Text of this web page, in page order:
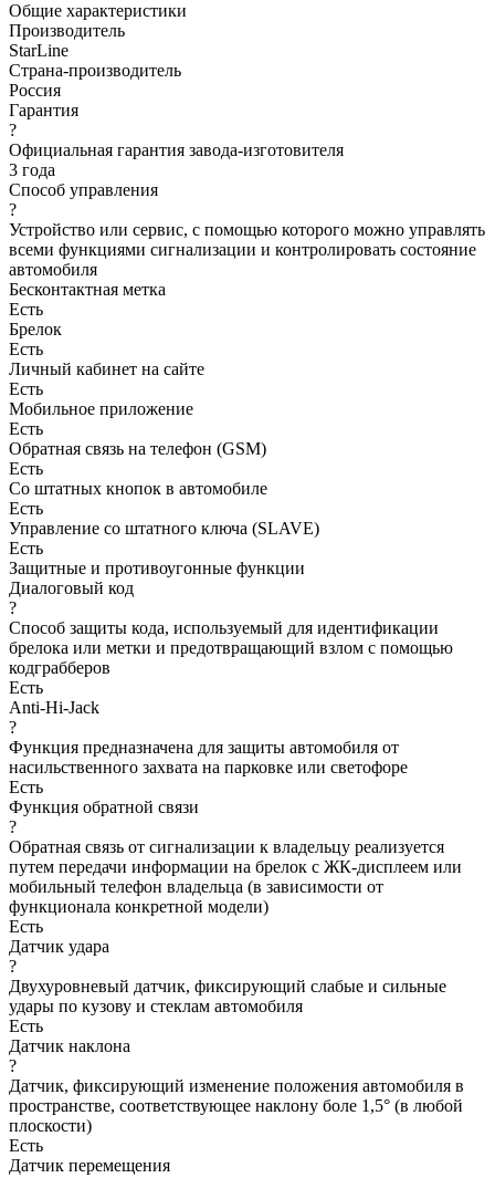
Общие характеристики
Производитель
StarLine
Страна-производитель
Россия
Гарантия
?
Официальная гарантия завода-изготовителя
3 года
Способ управления
?
Устройство или сервис, с помощью которого можно управлять
всеми функциями сигнализации и контролировать состояние
автомобиля
Бесконтактная метка
Есть
Брелок
Есть
Личный кабинет на сайте
Есть
Мобильное приложение
Есть
Обратная связь на телефон (GSM)
Есть
Со штатных кнопок в автомобиле
Есть
Управление со штатного ключа (SLAVE)
Есть
Защитные и противоугонные функции
Диалоговый код
?
Способ защиты кода, используемый для идентификации
брелока или метки и предотвращающий взлом с помощью
кодграбберов
Есть
Anti-Hi-Jack
?
Функция предназначена для защиты автомобиля от
насильственного захвата на парковке или светофоре
Есть
Функция обратной связи
?
Обратная связь от сигнализации к владельцу реализуется
путем передачи информации на брелок с ЖК-дисплеем или
мобильный телефон владельца (в зависимости от
функционала конкретной модели)
Есть
Датчик удара
?
Двухуровневый датчик, фиксирующий слабые и сильные
удары по кузову и стеклам автомобиля
Есть
Датчик наклона
?
Датчик, фиксирующий изменение положения автомобиля в
пространстве, соответствующее наклону боле 1,5° (в любой
плоскости)
Есть
Датчик перемещения